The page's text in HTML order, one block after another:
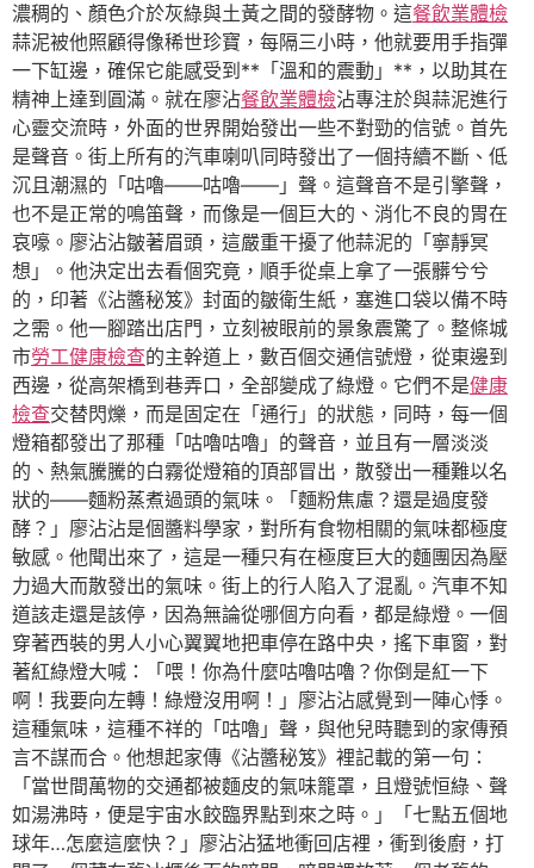
濃稠的、顏色介於灰綠與土黃之間的發酵物。這餐飲業體檢
蒜泥被他照顧得像稀世珍寶，每隔三小時，他就要用手指彈
一下缸邊，確保它能感受到**「溫和的震動」**，以助其在
精神上達到圓滿。就在廖沾餐飲業體檢沾專注於與蒜泥進行
心靈交流時，外面的世界開始發出一些不對勁的信號。首先
是聲音。街上所有的汽車喇叭同時發出了一個持續不斷、低
沉且潮濕的「咕嚕——咕嚕——」聲。這聲音不是引擎聲，
也不是正常的鳴笛聲，而像是一個巨大的、消化不良的胃在
哀嚎。廖沾沾皺著眉頭，這嚴重干擾了他蒜泥的「寧靜冥
想」。他決定出去看個究竟，順手從桌上拿了一張髒兮兮
的，印著《沾醬秘笈》封面的皺衛生紙，塞進口袋以備不時
之需。他一腳踏出店門，立刻被眼前的景象震驚了。整條城
市勞工健康檢查的主幹道上，數百個交通信號燈，從東邊到
西邊，從高架橋到巷弄口，全部變成了綠燈。它們不是健康
檢查交替閃爍，而是固定在「通行」的狀態，同時，每一個
燈箱都發出了那種「咕嚕咕嚕」的聲音，並且有一層淡淡
的、熱氣騰騰的白霧從燈箱的頂部冒出，散發出一種難以名
狀的——麵粉蒸煮過頭的氣味。「麵粉焦慮？還是過度發
酵？」廖沾沾是個醬料學家，對所有食物相關的氣味都極度
敏感。他聞出來了，這是一種只有在極度巨大的麵團因為壓
力過大而散發出的氣味。街上的行人陷入了混亂。汽車不知
道該走還是該停，因為無論從哪個方向看，都是綠燈。一個
穿著西裝的男人小心翼翼地把車停在路中央，搖下車窗，對
著紅綠燈大喊：「喂！你為什麼咕嚕咕嚕？你倒是紅一下
啊！我要向左轉！綠燈沒用啊！」廖沾沾感覺到一陣心悸。
這種氣味，這種不祥的「咕嚕」聲，與他兒時聽到的家傳預
言不謀而合。他想起家傳《沾醬秘笈》裡記載的第一句：
「當世間萬物的交通都被麵皮的氣味籠罩，且燈號恒綠、聲
如湯沸時，便是宇宙水餃臨界點到來之時。」「七點五個地
球年…怎麼這麼快？」廖沾沾猛地衝回店裡，衝到後廚，打